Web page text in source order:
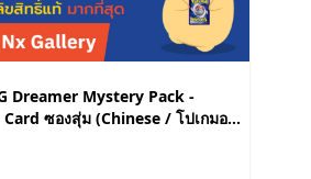
Dreamer Mystery Pack -
ซองสุ่ม (Chinese / โปเกมอน